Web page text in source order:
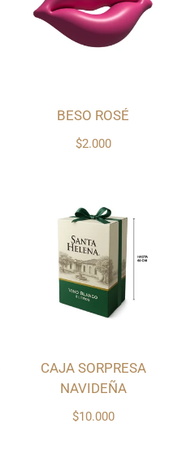
$2.000
BESO ROSÉ
$10.000
CAJA SORPRESA
NAVIDEÑA